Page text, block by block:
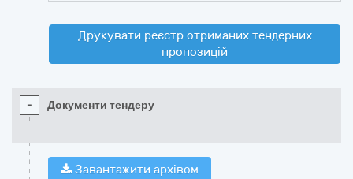
Друкувати реєстр отриманих тендерних
пропозицій
- Документи тендеру
Завантажити архівом